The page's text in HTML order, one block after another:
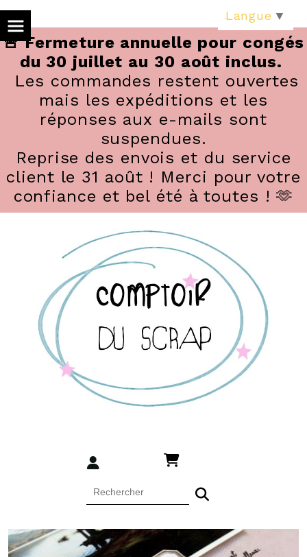
🚨 Fermeture annuelle pour congés
du 30 juillet au 30 août inclus.
Les commandes restent ouvertes
mais les expéditions et les
réponses aux e-mails sont
suspendues.
Reprise des envois et du service
client le 31 août ! Merci pour votre
confiance et bel été à toutes ! 🫶
Langue ▼